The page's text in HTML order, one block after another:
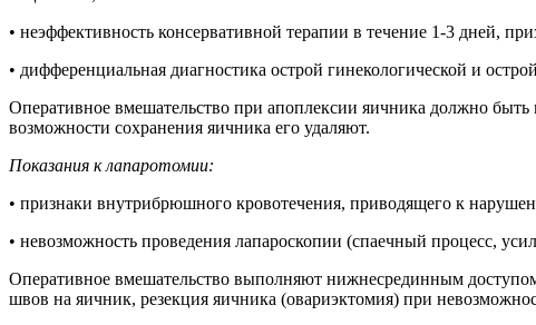
• неэффективность консервативной терапии в течение 1-3 дней,
• дифференциальная диагностика острой гинекологической и
Оперативное вмешательство при апоплексии яичника должно
возможности сохранения яичника его удаляют.
Показания к лапаротомии:
• признаки внутрибрюшного кровотечения, приводящего к
• невозможность проведения лапароскопии (спаечный процесс,
Оперативное вмешательство выполняют нижнесрединным
швов на яичник, резекция яичника (овариэктомия) при